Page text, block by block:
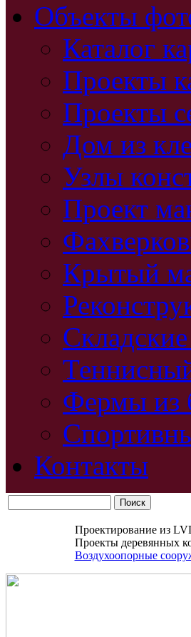
Объекты
Каталог
Проекты
Проекты
Дом из
Узлы
Проект
Крытый
Фермы из
Контакты
Проектирование из
Проекты деревянных
Воздухоопорные